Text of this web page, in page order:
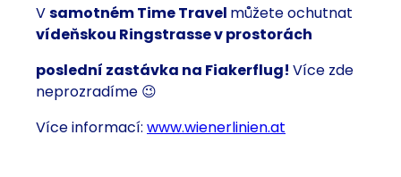
Vsamotném Time Travel můžete ochutnat
vídeňskou Ringstrasse v prostorách
poslední zastávka na Fiakerflug! Více zde
neprozradíme 😉
Více informací: www.wienerlinien.at